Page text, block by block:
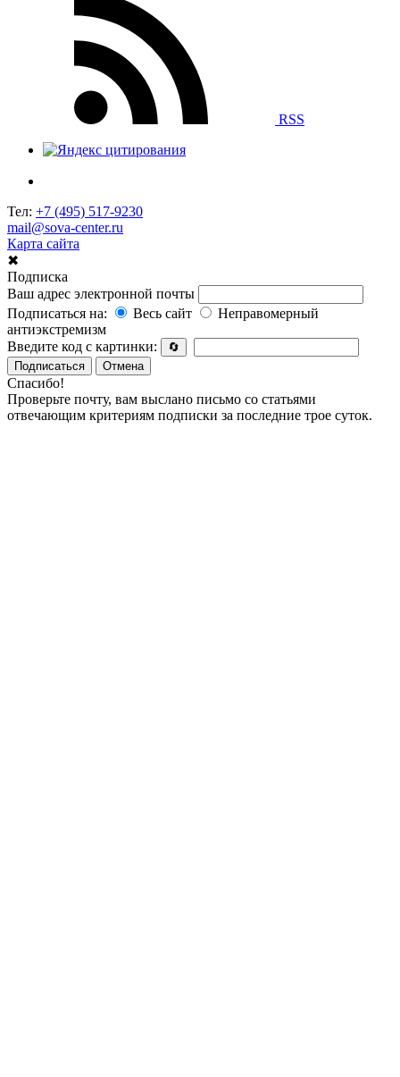
RSS
Тел: +7 (495) 517-9230
mail@sova-center.ru
Карта сайта
✖
Подписка
Ваш адрес электронной почты
Подписаться на:
Весь сайт
Неправомерный
антиэкстремизм
Введите код с картинки:
🔄
Подписаться
Отмена
Спасибо!
Проверьте почту, вам выслано письмо со статьями
отвечающим критериям подписки за последние трое суток.